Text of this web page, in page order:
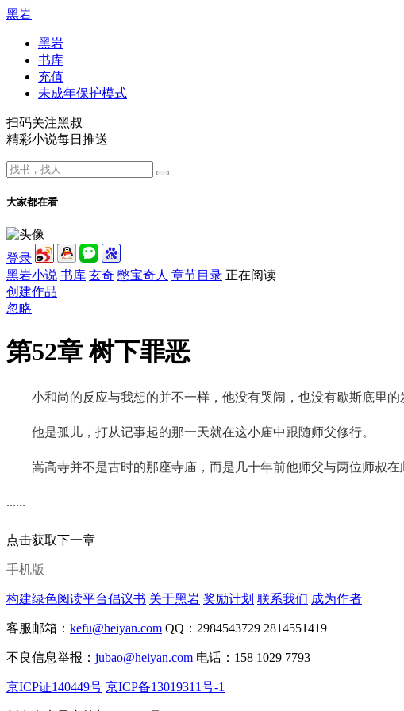
黑岩
黑岩
书库
充值
未成年保护模式
扫码关注黑叔
精彩小说每日推送
大家都在看
登录
黑岩小说 书库 玄奇 憋宝奇人 章节目录 正在阅读
创建作品
忽略
第52章 树下罪恶
小和尚的反应与我想的并不一样，他没有哭闹，也没有歇斯底里
他是孤儿，打从记事起的那一天就在这小庙中跟随师父修行。
嵩高寺并不是古时的那座寺庙，而是几十年前他师父与两位师叔在
......
点击获取下一章
手机版
构建绿色阅读平台倡议书 关于黑岩 奖励计划 联系我们 成为作者
客服邮箱： kefu@heiyan.com QQ：2984543729 2814551419
不良信息举报： jubao@heiyan.com 电话：158 1029 7793
京ICP证140449号 京ICP备13019311号-1